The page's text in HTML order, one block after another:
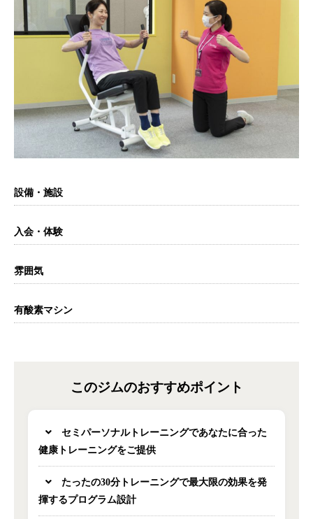
設備・施設
入会・体験
雰囲気
有酸素マシン
このジムのおすすめポイント
セミパーソナルトレーニングであなたに合った
健康トレーニングをご提供
たったの30分トレーニングで最大限の効果を発
揮するプログラム設計